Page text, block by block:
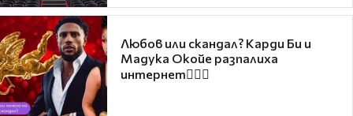
Любов или скандал? Карди Би и
Мадука Окойе разпалиха
интернет❤️‍🔥🔥